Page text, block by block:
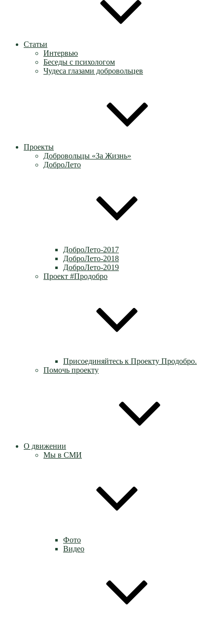
Статьи
Интервью
Беседы с психологом
Чудеса глазами добровольцев
Проекты
Добровольцы «За Жизнь»
ДоброЛето
ДоброЛето-2017
ДоброЛето-2018
ДоброЛето-2019
Проект #Продобро
Присоединяйтесь к Проекту Продобро.
Помочь проекту
О движении
Мы в СМИ
Фото
Видео